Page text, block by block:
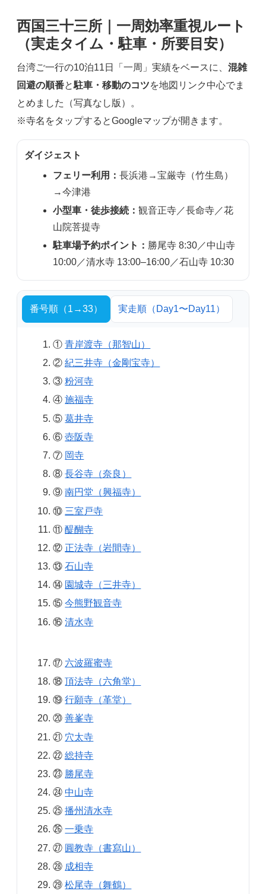
西国三十三所｜一周効率重視ルート
（実走タイム・駐車・所要目安）
台湾ご一行の10泊11日「一周」実績をベースに、 混雑
回避の順番と駐車・移動のコツを地図リンク中心でま
とめました（写真なし版）。
※寺名をタップするとGoogleマップが開きます。
ダイジェスト
フェリー利用：長浜港→宝厳寺（竹生島）
→今津港
小型車・徒歩接続：観音正寺／長命寺／花
山院菩提寺
駐車場予約ポイント： 勝尾寺 8:30／中山寺
10:00／清水寺 13:00–16:00／石山寺 10:30
番号順（1→33） 実走順（Day1〜Day11）
①青岸渡寺（那智山）
②紀三井寺（金剛宝寺）
③粉河寺
④施福寺
⑤葛井寺
⑥壺阪寺
⑦ 岡寺
⑧長谷寺（奈良）
⑨南円堂（興福寺）
⑩ 三室戸寺
⑪醍醐寺
⑫ 正法寺（岩間寺）
⑬石山寺
⑭ 園城寺（三井寺）
⑮今熊野観音寺
⑯清水寺
⑰ 六波羅蜜寺
⑱頂法寺（六角堂）
⑲行願寺（革堂）
⑳善峯寺
㉑ 穴太寺
㉒総持寺
㉓ 勝尾寺
㉔中山寺
㉕播州清水寺
㉖一乗寺
㉗ 圓教寺（書寫山）
㉘ 成相寺
㉙松尾寺（舞鶴）